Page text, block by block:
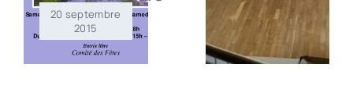
20 septembre
2015